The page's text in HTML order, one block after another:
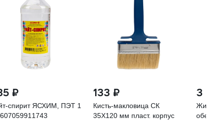
₽
спирит ЯСХИМ, ПЭТ 1
133 ₽
Кисть-макловица СК
35Х120 мм пласт. корпус
3
Жидкое